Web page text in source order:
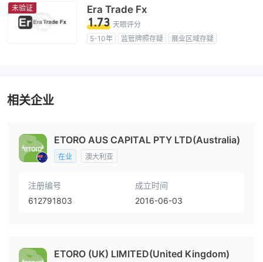
未验证
Era Trade Fx
1.73 天眼评分
5-10年
监管牌照存疑
展业区域存疑
相关企业
ETORO AUS CAPITAL PTY LTD(Australia)
在业 澳大利亚
注册编号
612791803
成立时间
2016-06-03
ETORO (UK) LIMITED(United Kingdom)